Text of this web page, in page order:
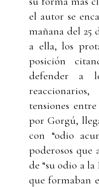
el autor se
mañana del 25
a ella, los
posición
defender a
tensiones
por Gorgú,
con “odio
poderosos que
de “su odio a la
que formaban